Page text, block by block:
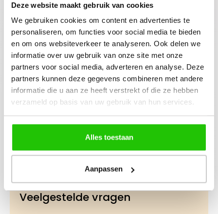
Deze website maakt gebruik van cookies
We gebruiken cookies om content en advertenties te
personaliseren, om functies voor social media te bieden
en om ons websiteverkeer te analyseren. Ook delen we
informatie over uw gebruik van onze site met onze
partners voor social media, adverteren en analyse. Deze
partners kunnen deze gegevens combineren met andere
informatie die u aan ze heeft verstrekt of die ze hebben
verzameld op basis van uw gebruik van hun services.
Alles toestaan
Aanpassen
Bouw je eigen
beauty community!
gratis workshop
boeken? Neem
contact op met
jouw adviseuse of
mail ons!
Beschrijving
talg en onzuiverheden effectief verwijdert
zonder de huid uit te drogen. D…Meer
Veelgestelde vragen